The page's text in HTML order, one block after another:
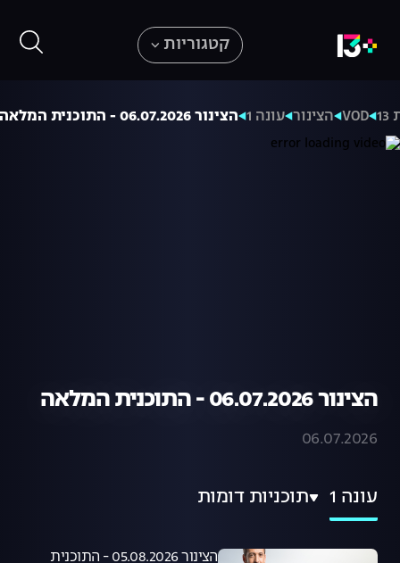
קטגוריות
VOD הצינור עונה 1 הצינור 06.07.2026 - התוכנית המלאה
הצינור 06.07.2026 - התוכנית המלאה
06.07.2026
עונה 1 תוכניות דומות
הצינור 05.08.2026 - התוכנית